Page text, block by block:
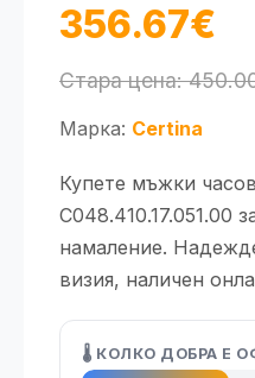
356.67€
Стара цена:
Марка: Certina
Купете мъжки
C048.410.17.051.00
намаление.
визия, наличен
🌡️ КОЛКО ДОБРА Е